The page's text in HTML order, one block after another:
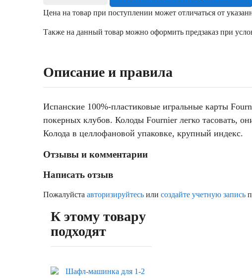
Цена на товар при поступлении может отличаться от
Также на данный товар можно оформить предзаказ при
Описание и правила
Испанские 100%-пластиковые игральные карты
покерных клубов. Колоды Fournier легко тасовать,
Колода в целлофановой упаковке, крупный индекс.
Отзывы и комментарии
Написать отзыв
Пожалуйста авторизируйтесь или создайте учетную запись
К этому товару
подходят